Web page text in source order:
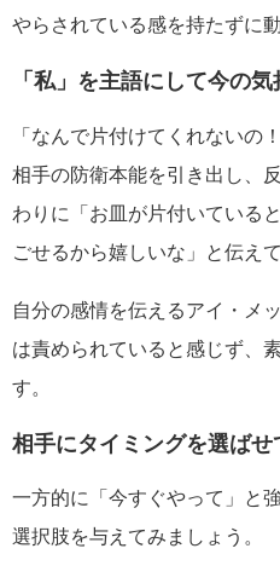
やらされている感を持たずに
「私」を主語にして今の
「なんで片付けてくれないの
相手の防衛本能を引き出し、
わりに「お皿が片付いている
ごせるから嬉しいな」と伝え
自分の感情を伝えるアイ・メ
は責められていると感じず、
す。
相手にタイミングを選ば
一方的に「今すぐやって」と
選択肢を与えてみましょう。